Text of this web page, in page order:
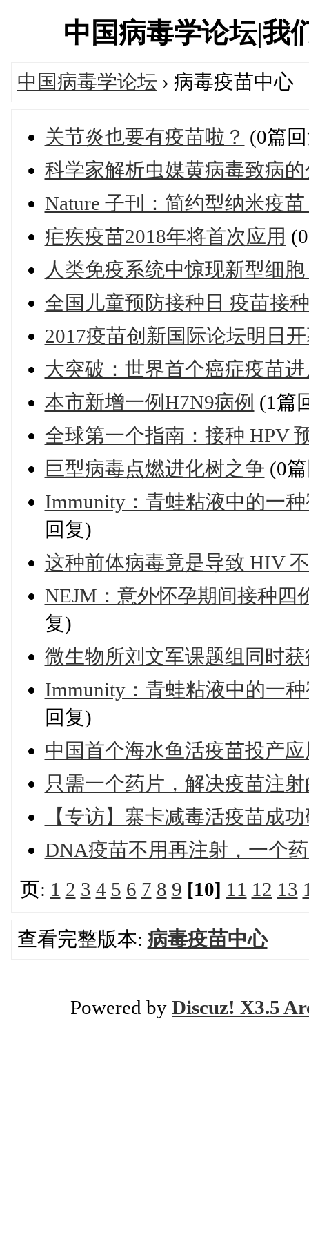
中国病毒学论坛|我
中国病毒学论坛 › 病毒疫苗中心
关节炎也要有疫苗啦？ (0篇
科学家解析虫媒黄病毒致病
Nature 子刊：简约型纳米疫
疟疾疫苗2018年将首次应用
人类免疫系统中惊现新型细
全国儿童预防接种日 疫苗接
2017疫苗创新国际论坛明日
大突破：世界首个癌症疫苗
本市新增一例H7N9病例 (1篇
全球第一个指南：接种 HPV
巨型病毒点燃进化树之争 (0
Immunity：青蛙粘液中的一
回复)
这种前体病毒竟是导致 HIV
NEJM：意外怀孕期间接种四
复)
微生物所刘文军课题组同时
Immunity：青蛙粘液中的一
回复)
中国首个海水鱼活疫苗投产应
只需一个药片，解决疫苗注
【专访】寨卡减毒活疫苗成
DNA疫苗不用再注射，一个
页: 1 2 3 4 5 6 7 8 9 [10] 11 12 13
查看完整版本: 病毒疫苗中心
Powered by Discuz! X3.5